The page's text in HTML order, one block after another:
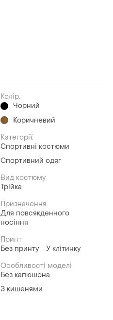
Колір:
Чорний
Коричневий
Категорії:
Спортивні костюми
Спортивний одяг
Вид костюму
Трійка
Призначення
Для повсякденного
носіння
Принт
Без принту
У клітинку
Особливості моделі
Без капюшона
З кишенями